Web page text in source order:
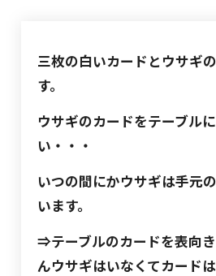
三枚の白いカードとウサギ
す。
ウサギのカードをテーブル
い・・・
いつの間にかウサギは手元
います。
⇒テーブルのカードを表向
んウサギはいなくてカードは